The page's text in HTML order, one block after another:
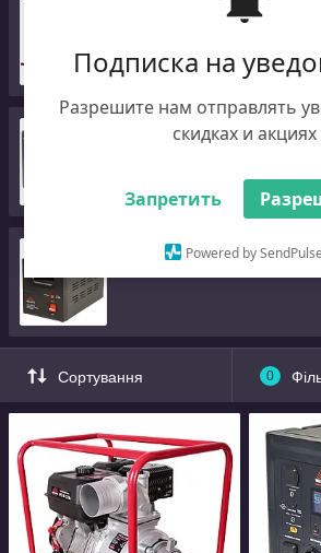
Подписка на
Разрешите нам отправлять
скидках и акциях
Запретить
Powered by SendPulse
Зарядні та пуско-зарядні
Джерела безперебійного
Стабілізатори напруги
Сортування 0